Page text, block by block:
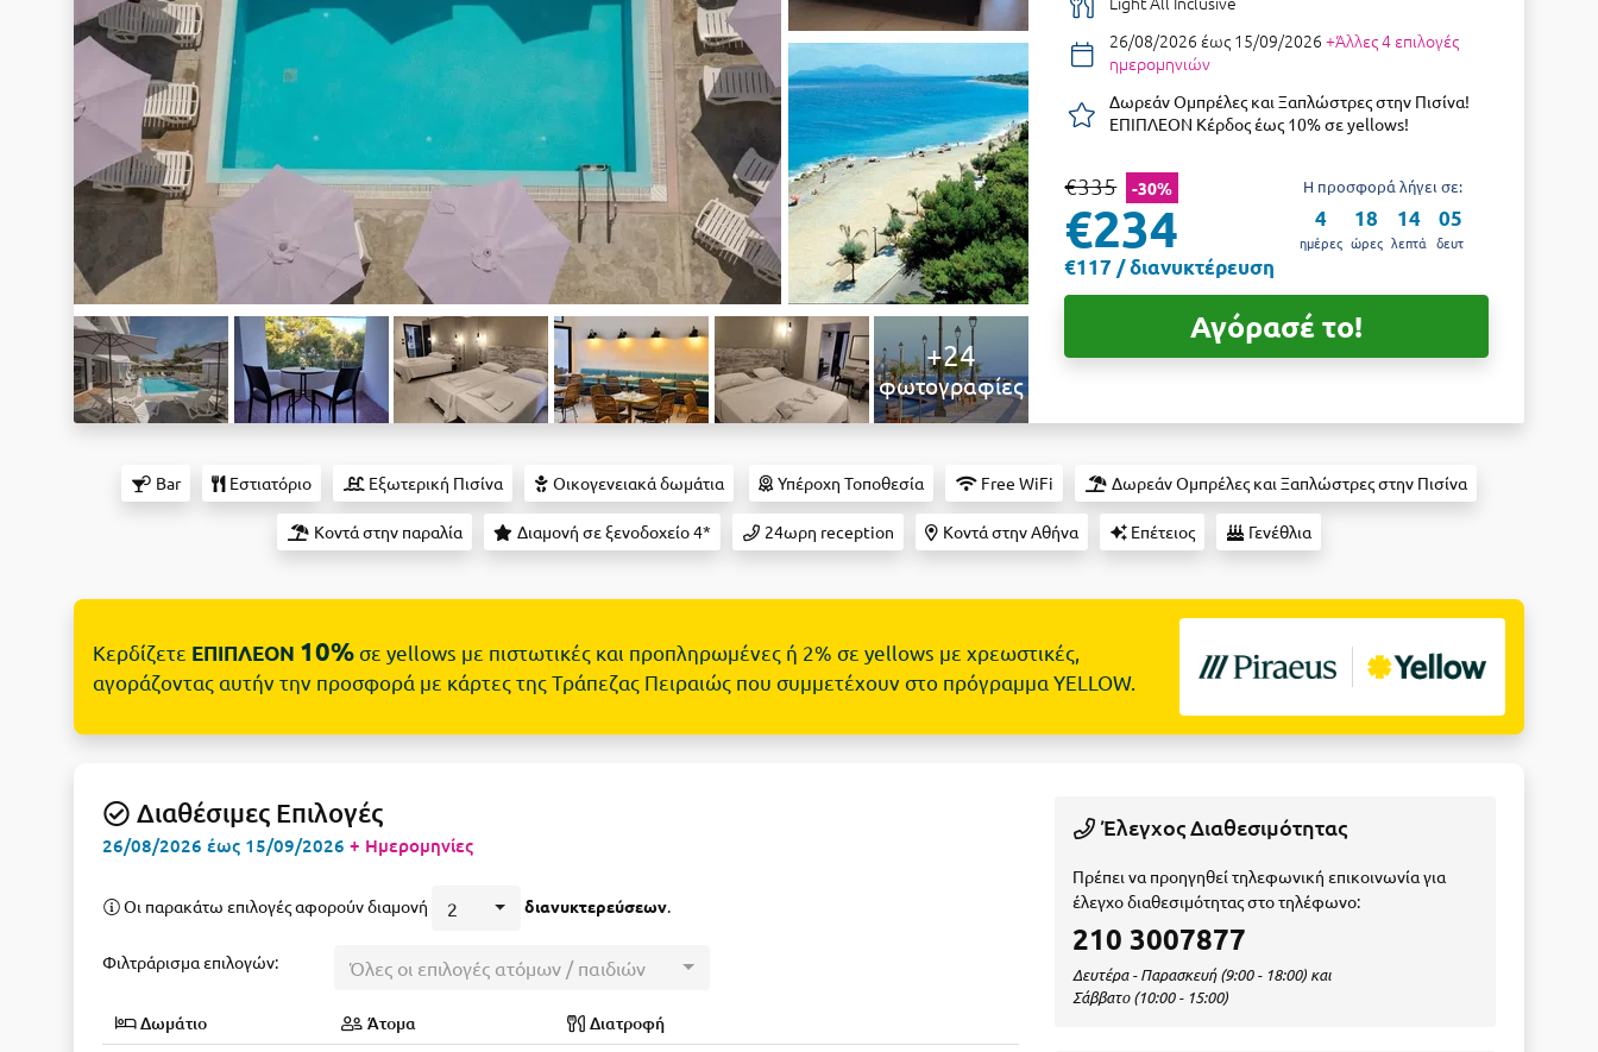
+24
φωτογραφίες
26/08/2026 έως 15/09/2026+Άλλες 4 επιλογές
ημερομηνιών
Δωρεάν Ομπρέλες και Ξαπλώστρες στην Πισίνα!
ΕΠΙΠΛΕΟΝ Κέρδος έως 10% σε yellows!
€335 -30%
€234
€117 / διανυκτέρευση
Η προσφορά λήγει σε:
4
ημέρες
18
ώρες
14
λεπτά
04
δευτ
Αγόρασέ το!
Bar Εστιατόριο Εξωτερική Πισίνα Οικογενειακά δωμάτια Υπέροχη Τοποθεσία Free WiFi Δωρεάν Ομπρέλες και Ξαπλώστρες στην Πισίνα
Κοντά στην παραλία Διαμονή σε ξενοδοχείο 4* 24ωρη reception Κοντά στην Αθήνα Επέτειος Γενέθλια
Κερδίζετε ΕΠΙΠΛΕΟΝ 10%σε yellows με πιστωτικές και προπληρωμένες ή 2% σε yellows με χρεωστικές,
αγοράζοντας αυτήν την προσφορά με κάρτες της Τράπεζας Πειραιώς που συμμετέχουν στο πρόγραμμα YELLOW.
Διαθέσιμες Επιλογές
26/08/2026 έως 15/09/2026 + Ημερομηνίες
Οι παρακάτω επιλογές αφορούν διαμονή 2 διανυκτερεύσεων.
Φιλτράρισμα επιλογών: Όλες οι επιλογές ατόμων / παιδιών
Δωμάτιο Άτομα Διατροφή
Έλεγχος Διαθεσιμότητας
Πρέπει να προηγηθεί τηλεφωνική επικοινωνία για
έλεγχο διαθεσιμότητας στο τηλέφωνο:
210 3007877
Δευτέρα - Παρασκευή (9:00 - 18:00) και
Σάββατο (10:00 - 15:00)